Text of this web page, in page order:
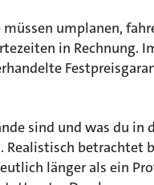
umplanen,
in Rechnung.
sind und was du in
Realistisch betrachtet
länger als ein